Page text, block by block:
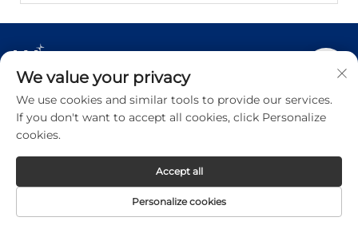
Тез сілтемелер
Бізге хабарласыңыз
We value your privacy
We use cookies and similar tools to provide our services.
If you don't want to accept all cookies, click Personalize
cookies.
Personalize cookies
Accept all